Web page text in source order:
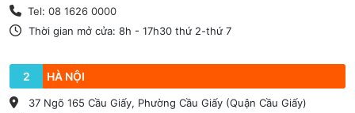
Tel: 08 1626 0000
Thời gian mở cửa: 8h - 17h30 thứ 2-thứ 7
2 HÀ NỘI
37 Ngõ 165 Cầu Giấy, Phường Cầu Giấy (Quận Cầu Giấy)